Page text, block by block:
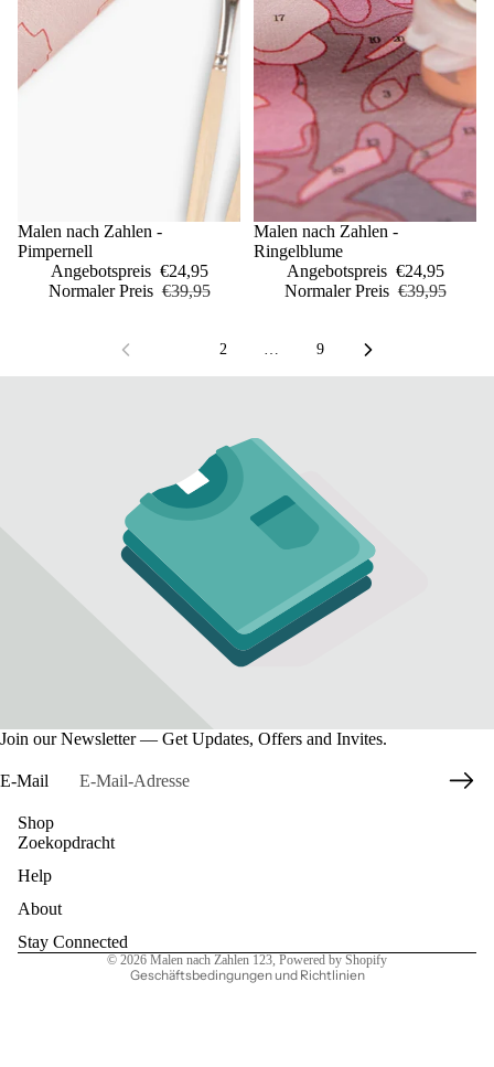
Sale
Malen nach Zahlen -
Pimpernell
Angebotspreis €24,95
Normaler Preis €39,95
Sale
Malen nach Zahlen -
Ringelblume
Angebotspreis €24,95
Normaler Preis €39,95
2 … 9
Join our Newsletter — Get Updates, Offers and Invites.
E-Mail
Shop
Zoekopdracht
Help
About
Stay Connected
© 2026 Malen nach Zahlen 123, Powered by Shopify
Geschäftsbedingungen und Richtlinien
Datenschutzerklärung
Widerrufsrecht
AGB
Kontaktinformationen